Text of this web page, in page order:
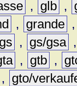
, glb ,
, grande
gs , gs/gsa
, gtb ,
,
gto/